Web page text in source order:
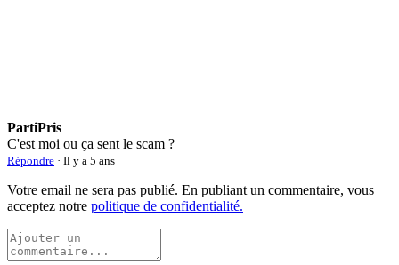
PartiPris
C'est moi ou ça sent le scam ?
Répondre · Il y a 5 ans
Votre email ne sera pas publié. En publiant un commentaire, vous
acceptez notre politique de confidentialité.